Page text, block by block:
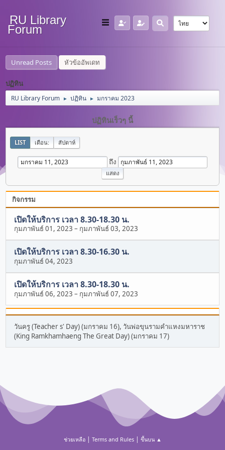
RU Library
Forum
Unread Posts หัวข้ออัพเดท
ปฏิทิน
RU Library Forum ► ปฏิทิน ► มกราคม 2023
ปฏิทินเร็วๆ นี้
LIST เดือน: สัปดาห์
ถึง
กิจกรรม
เปิดให้บริการ เวลา 8.30-18.30 น.
กุมภาพันธ์ 01, 2023 – กุมภาพันธ์ 03, 2023
เปิดให้บริการ เวลา 8.30-16.30 น.
กุมภาพันธ์ 04, 2023
เปิดให้บริการ เวลา 8.30-18.30 น.
กุมภาพันธ์ 06, 2023 – กุมภาพันธ์ 07, 2023
วันครู (Teacher s' Day) (มกราคม 16), วันพ่อขุนรามคำแหงมหาราช
(King Ramkhamhaeng The Great Day) (มกราคม 17)
ช่วยเหลือ| Terms and Rules| ขึ้นบน ▲